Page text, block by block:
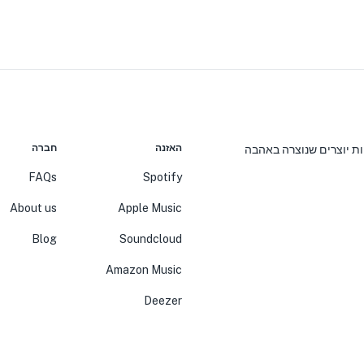
יוצרים שנוצרה באהבה
האזנה
Spotify
Apple Music
Soundcloud
Amazon Music
Deezer
חברה
FAQs
About us
Blog